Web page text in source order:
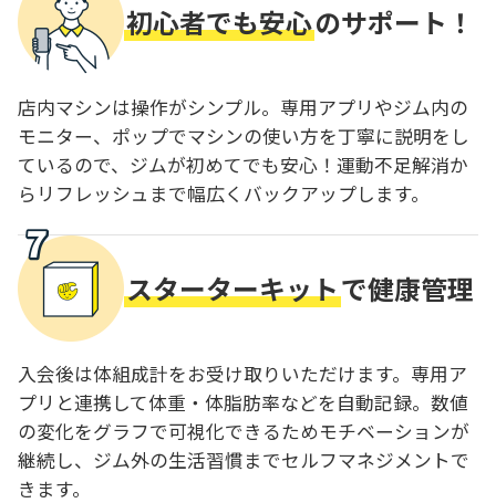
初心者でも安心のサポート！
店内マシンは操作がシンプル。専用アプリやジム内の
モニター、ポップでマシンの使い方を丁寧に説明をし
ているので、ジムが初めてでも安心！運動不足解消か
らリフレッシュまで幅広くバックアップします。
スターターキットで健康管理
入会後は体組成計をお受け取りいただけます。専用ア
プリと連携して体重・体脂肪率などを自動記録。数値
の変化をグラフで可視化できるためモチベーションが
継続し、ジム外の生活習慣までセルフマネジメントで
きます。